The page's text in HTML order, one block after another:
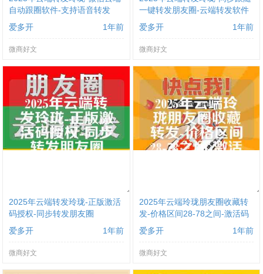
自动跟圈软件-支持语音转发
爱多开
1年前
微商好文
一键转发朋友圈-云端转发软件
爱多开
1年前
微商好文
2025年云端转发玲珑-正版激活
码授权-同步转发朋友圈
爱多开
1年前
微商好文
2025年云端玲珑朋友圈收藏转
发-价格区间28-78之间-激活码
购买
爱多开 1年前
微商好文